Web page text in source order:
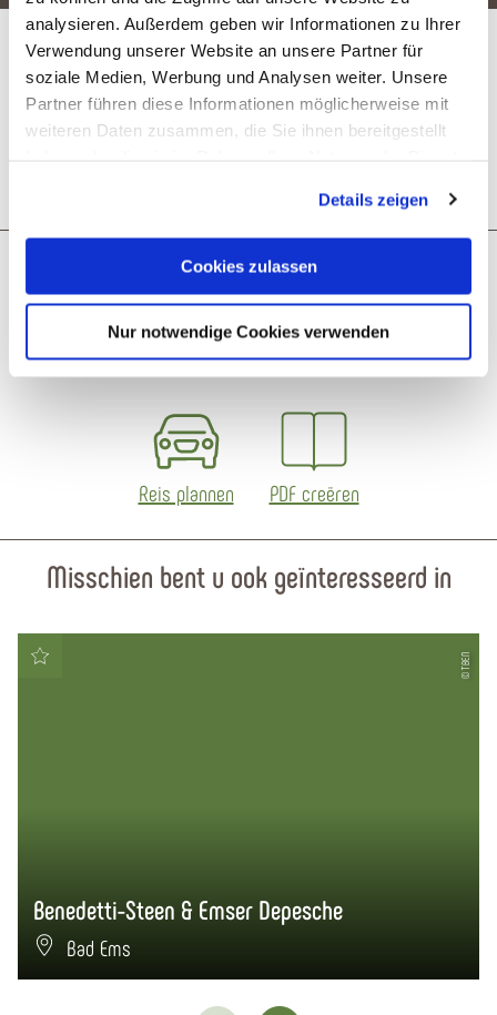
analysieren. Außerdem geben wir Informationen zu Ihrer
Verwendung unserer Website an unsere Partner für
soziale Medien, Werbung und Analysen weiter. Unsere
Partner führen diese Informationen möglicherweise mit
weiteren Daten zusammen, die Sie ihnen bereitgestellt
Cookies, wenn Sie unsere Webseite weiterhin nutzen.
Details zeigen
Cookies zulassen
Nur notwendige Cookies verwenden
Verdere inlichtingen
Wat zou je als volgende willen
doen?
Reis plannen PDF creëren
Misschien bent u ook geïnteresseerd in
© TBEN
Benedetti-Steen & Emser Depesche
Bad Ems